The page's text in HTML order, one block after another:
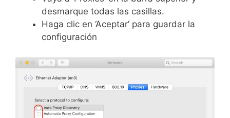
desmarque todas las casillas.
Haga clic en ‘Aceptar’ para guardar la
configuración